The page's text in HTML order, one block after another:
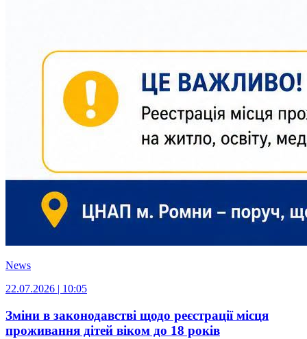
News
22.07.2026 | 10:05
Зміни в законодавстві щодо реєстрації місця
проживання дітей віком до 18 років